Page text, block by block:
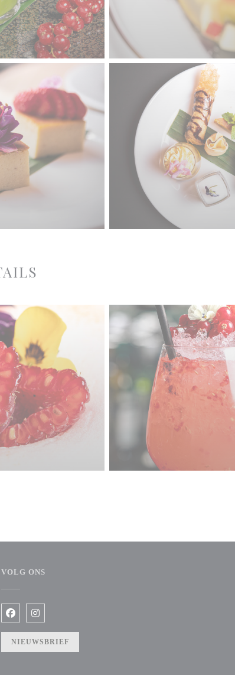
VOLG ONS
Facebook ((opent in een nieuw venster))
Instagram ((opent in een nieuw venster))
NIEUWSBRIEF